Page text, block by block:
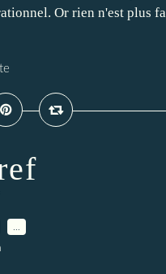
Or rien n'est plus